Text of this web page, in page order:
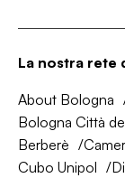
La nostra rete
About Bologna
Bologna Città
Berberè
Cubo Unipol